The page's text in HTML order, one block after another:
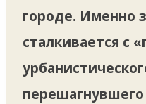
городе. Именно
сталкивается с